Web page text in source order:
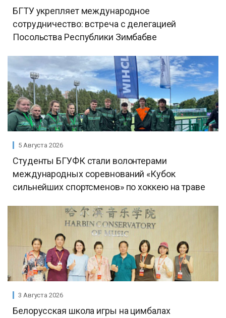
БГТУ укрепляет международное
сотрудничество: встреча с делегацией
Посольства Республики Зимбабве
5 Августа 2026
Студенты БГУФК стали волонтерами
международных соревнований «Кубок
сильнейших спортсменов» по хоккею на траве
3 Августа 2026
Белорусская школа игры на цимбалах